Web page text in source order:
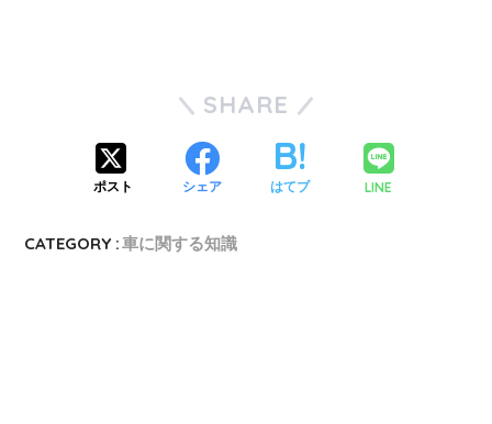
SHARE
ポスト シェア はてブ LINE
CATEGORY :車に関する知識